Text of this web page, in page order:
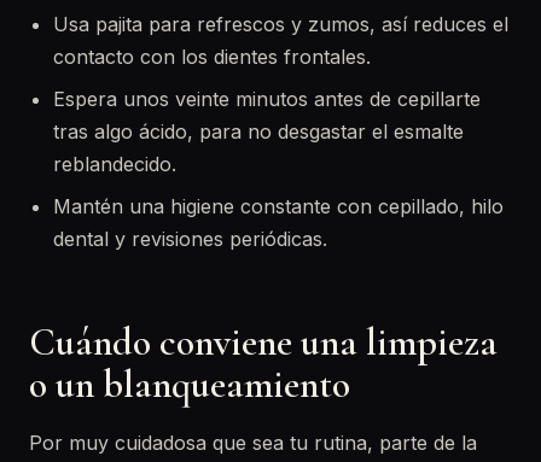
Usa pajita para refrescos y zumos, así reduces el
contacto con los dientes frontales.
Espera unos veinte minutos antes de cepillarte
tras algo ácido, para no desgastar el esmalte
reblandecido.
Mantén una higiene constante con cepillado, hilo
dental y revisiones periódicas.
Cuándo conviene una limpieza
o un blanqueamiento
Por muy cuidadosa que sea tu rutina, parte de la